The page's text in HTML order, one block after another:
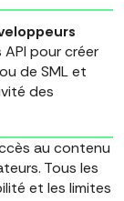
pour créer
de SML et
des
au contenu
Tous les
et les limites